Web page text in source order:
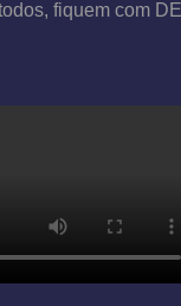
fiquem com